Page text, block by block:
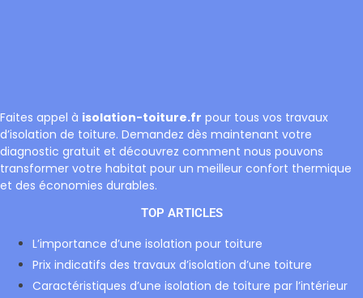
Faites appel à isolation-toiture.fr pour tous vos travaux
d’isolation de toiture. Demandez dès maintenant votre
diagnostic gratuit et découvrez comment nous pouvons
transformer votre habitat pour un meilleur confort thermique
et des économies durables.
TOP ARTICLES
L’importance d’une isolation pour toiture
Prix indicatifs des travaux d’isolation d’une toiture
Caractéristiques d’une isolation de toiture par l’intérieur